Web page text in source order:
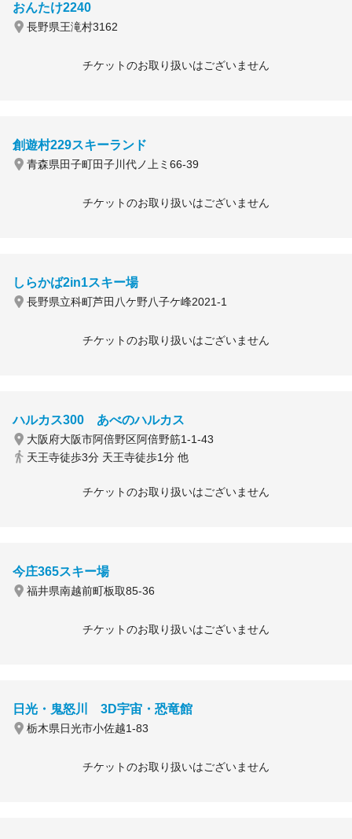
おんたけ2240
長野県王滝村3162
チケットのお取り扱いはございません
創遊村229スキーランド
青森県田子町田子川代ノ上ミ66-39
チケットのお取り扱いはございません
しらかば2in1スキー場
長野県立科町芦田八ケ野八子ケ峰2021-1
チケットのお取り扱いはございません
ハルカス300 あべのハルカス
大阪府大阪市阿倍野区阿倍野筋1-1-43
天王寺徒歩3分 天王寺徒歩1分 他
チケットのお取り扱いはございません
今庄365スキー場
福井県南越前町板取85-36
チケットのお取り扱いはございません
日光・鬼怒川 3D宇宙・恐竜館
栃木県日光市小佐越1-83
チケットのお取り扱いはございません